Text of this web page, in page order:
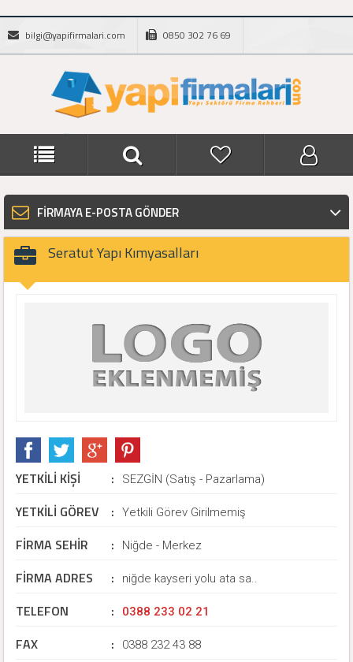
bilgi@yapifirmalari.com 0850 302 76 69
FİRMAYA E-POSTA GÖNDER
Seratut Yapı Kımyasalları
YETKİLİ KİŞİ : SEZGİN (Satış - Pazarlama)
YETKİLİ GÖREV : Yetkili Görev Girilmemiş
FİRMA SEHİR : Niğde - Merkez
FİRMA ADRES : niğde kayseri yolu ata sa..
TELEFON : 0388 233 02 21
FAX : 0388 232 43 88